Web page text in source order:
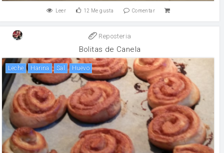
Leer 12 Me gusta Comentar
Reposteria
Bolitas de Canela
leche harina sal huevo